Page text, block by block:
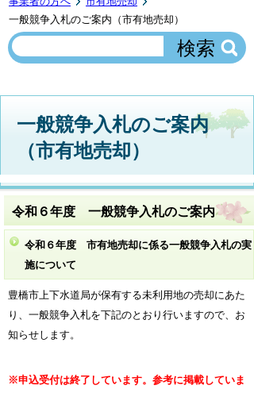
一般競争入札のご案内（市有地売却）
一般競争入札のご案内
（市有地売却）
令和６年度 一般競争入札のご案内
令和６年度 市有地売却に係る一般競争入札の実
施について
豊橋市上下水道局が保有する未利用地の売却にあた
り、一般競争入札を下記のとおり行いますので、お
知らせします。
※申込受付は終了しています。参考に掲載していま